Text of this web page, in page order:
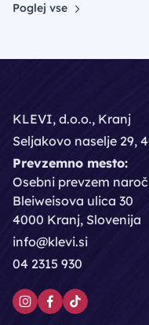
Poglej vse
KLEVI, d.o.o., Kranj
Seljakovo naselje 29,
Prevzemno mesto:
Osebni prevzem
Bleiweisova ulica 30
4000 Kranj, Slovenija
info@klevi.si
04 2315 930